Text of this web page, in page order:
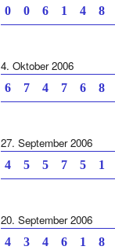
0 0 6 1 4 8
4. Oktober 2006
6 7 4 7 6 8
27. September 2006
4 5 5 7 5 1
20. September 2006
4 3 4 6 1 8